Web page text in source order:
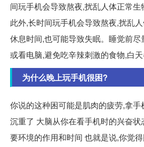
间玩手机会导致熬夜,扰乱人体正常生
此外,长时间玩手机会导致熬夜,扰乱
休息时间,也可能导致失眠。睡觉前
或看电脑,避免吃辛辣刺激的食物,白天
为什么晚上玩手机很困?
你说的这种困可能是肌肉的疲劳,拿
沉重了 大脑从你在看手机时的兴奋
要环境的作用和时间 也就是说,你觉